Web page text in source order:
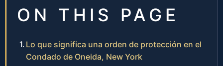
ON THIS PAGE
Lo que significa una orden de protección en el
Condado de Oneida, New York